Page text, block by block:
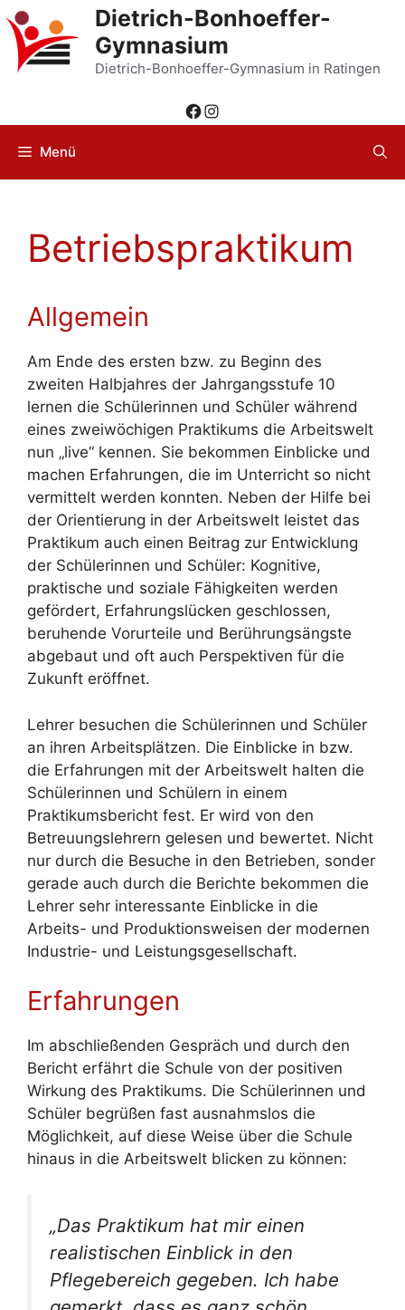
Zum
Inhalt
springen
Dietrich-Bonhoeffer-
Gymnasium
Dietrich-Bonhoeffer-Gymnasium in Ratingen
Facebook
Instagram
Menü
Betriebspraktikum
Allgemein
Am Ende des ersten bzw. zu Beginn des
zweiten Halbjahres der Jahrgangsstufe 10
lernen die Schülerinnen und Schüler während
eines zweiwöchigen Praktikums die Arbeitswelt
nun „live“ kennen. Sie bekommen Einblicke und
machen Erfahrungen, die im Unterricht so nicht
vermittelt werden konnten. Neben der Hilfe bei
der Orientierung in der Arbeitswelt leistet das
Praktikum auch einen Beitrag zur Entwicklung
der Schülerinnen und Schüler: Kognitive,
praktische und soziale Fähigkeiten werden
gefördert, Erfahrungslücken geschlossen,
beruhende Vorurteile und Berührungsängste
abgebaut und oft auch Perspektiven für die
Zukunft eröffnet.
Lehrer besuchen die Schülerinnen und Schüler
an ihren Arbeitsplätzen. Die Einblicke in bzw.
die Erfahrungen mit der Arbeitswelt halten die
Schülerinnen und Schülern in einem
Praktikumsbericht fest. Er wird von den
Betreuungslehrern gelesen und bewertet. Nicht
nur durch die Besuche in den Betrieben, sonder
gerade auch durch die Berichte bekommen die
Lehrer sehr interessante Einblicke in die
Arbeits- und Produktionsweisen der modernen
Industrie- und Leistungsgesellschaft.
Erfahrungen
Im abschließenden Gespräch und durch den
Bericht erfährt die Schule von der positiven
Wirkung des Praktikums. Die Schülerinnen und
Schüler begrüßen fast ausnahmslos die
Möglichkeit, auf diese Weise über die Schule
hinaus in die Arbeitswelt blicken zu können:
„Das Praktikum hat mir einen
realistischen Einblick in den
Pflegebereich gegeben. Ich habe